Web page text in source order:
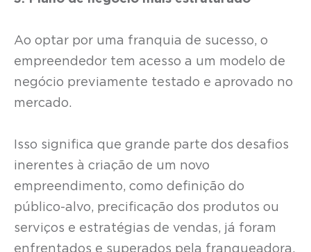
Ao optar por uma franquia de sucesso, o
empreendedor tem acesso a um modelo de
negócio previamente testado e aprovado no
mercado.
Isso significa que grande parte dos desafios
inerentes à criação de um novo
empreendimento, como definição do
público-alvo, precificação dos produtos ou
serviços e estratégias de vendas, já foram
enfrentados e superados pela franqueadora.